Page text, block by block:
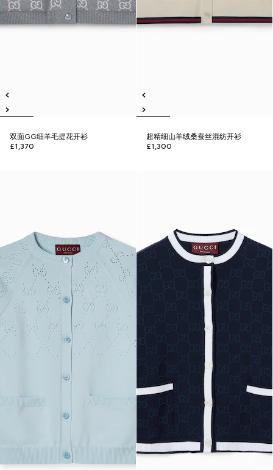
双面GG细羊毛提花开衫
£1,370
超精细山羊绒桑蚕丝混纺开衫
£1,300